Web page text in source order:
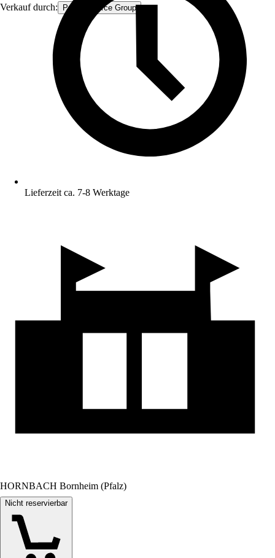
Verkauf durch: Procommerce Group
Lieferzeit ca. 7-8 Werktage
HORNBACH Bornheim (Pfalz)
Nicht reservierbar